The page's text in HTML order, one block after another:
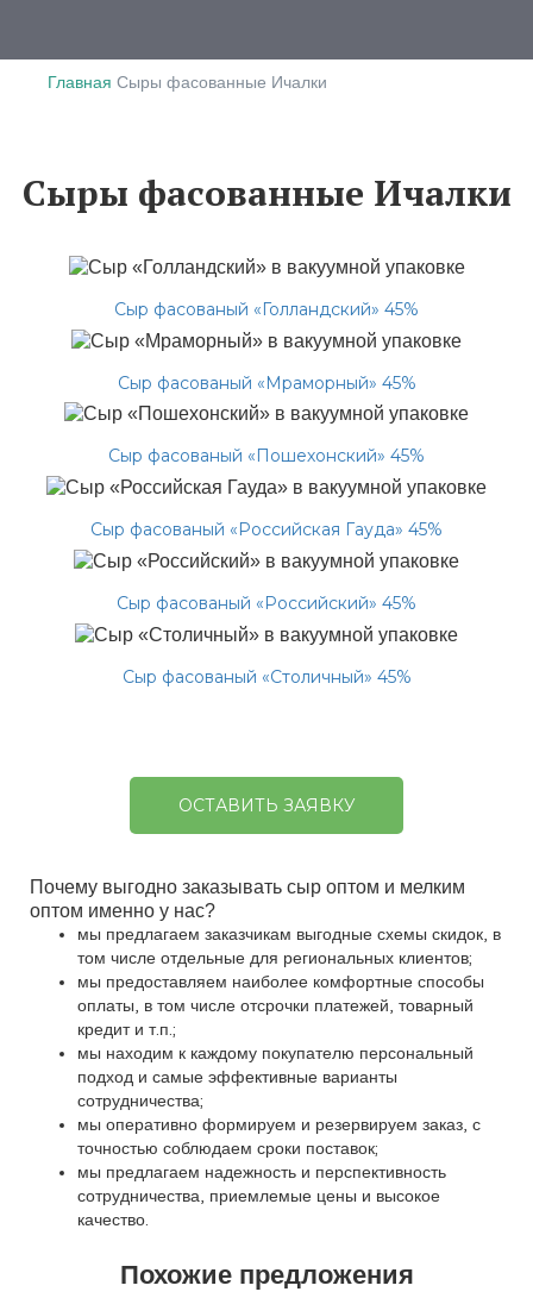
Главная Сыры фасованные Ичалки
Сыры фасованные Ичалки
Сыр фасованый «Голландский» 45%
Сыр фасованый «Мраморный» 45%
Сыр фасованый «Пошехонский» 45%
Сыр фасованый «Российская Гауда» 45%
Сыр фасованый «Российский» 45%
Сыр фасованый «Столичный» 45%
ОСТАВИТЬ ЗАЯВКУ
Почему выгодно заказывать сыр оптом и мелким
оптом именно у нас?
мы предлагаем заказчикам выгодные схемы скидок, в
том числе отдельные для региональных клиентов;
мы предоставляем наиболее комфортные способы
оплаты, в том числе отсрочки платежей, товарный
кредит и т.п.;
мы находим к каждому покупателю персональный
подход и самые эффективные варианты
сотрудничества;
мы оперативно формируем и резервируем заказ, с
точностью соблюдаем сроки поставок;
мы предлагаем надежность и перспективность
сотрудничества, приемлемые цены и высокое
качество.
Похожие предложения